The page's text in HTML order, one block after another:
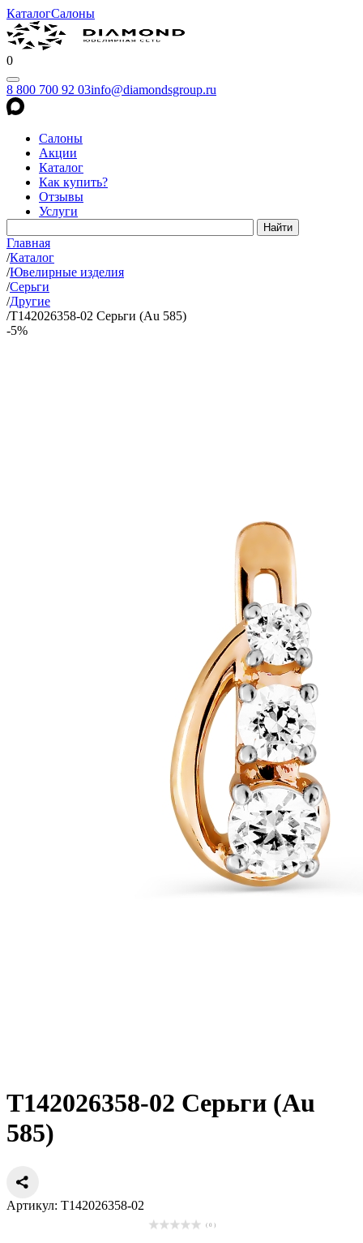
КаталогСалоны
0
8 800 700 92 03info@diamondsgroup.ru
Салоны
Акции
Каталог
Как купить?
Отзывы
Услуги
Главная
/Каталог
/Ювелирные изделия
/Серьги
/Другие
/Т142026358-02 Серьги (Au 585)
-5%
Т142026358-02 Серьги (Au
585)
Артикул: Т142026358-02
( 0 )